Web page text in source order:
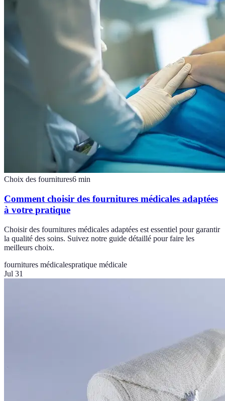
Choix des fournitures6 min
Comment choisir des fournitures médicales adaptées
à votre pratique
Choisir des fournitures médicales adaptées est essentiel pour garantir
la qualité des soins. Suivez notre guide détaillé pour faire les
meilleurs choix.
fournitures médicalespratique médicale
Jul 31